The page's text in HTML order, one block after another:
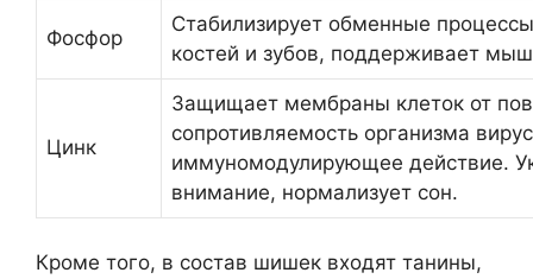
Фосфор
Стабилизирует обменные
костей и зубов, поддерживает
Цинк
Защищает мембраны клеток от
сопротивляемость организма
иммуномодулирующее действие.
внимание, нормализует сон.
Кроме того, в состав шишек входят танины,